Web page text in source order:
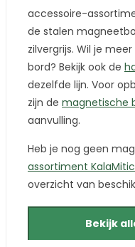
accessoire-
de stalen
zilvergrijs. Wil je
bord? Bekijk ook de
dezelfde lijn. Voor
zijn de magnetische
aanvulling.
Heb je nog geen
assortiment
overzicht van
Bekijk